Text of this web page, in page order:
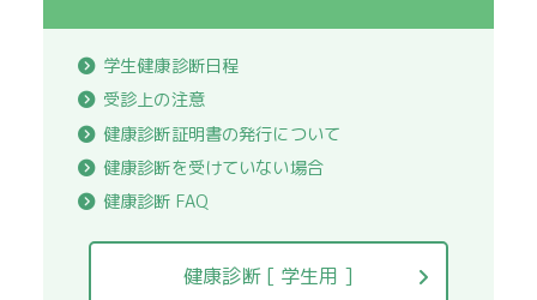
学生健康診断日程
受診上の注意
健康診断証明書の発行について
健康診断を受けていない場合
健康診断 FAQ
健康診断 [ 学生用 ]